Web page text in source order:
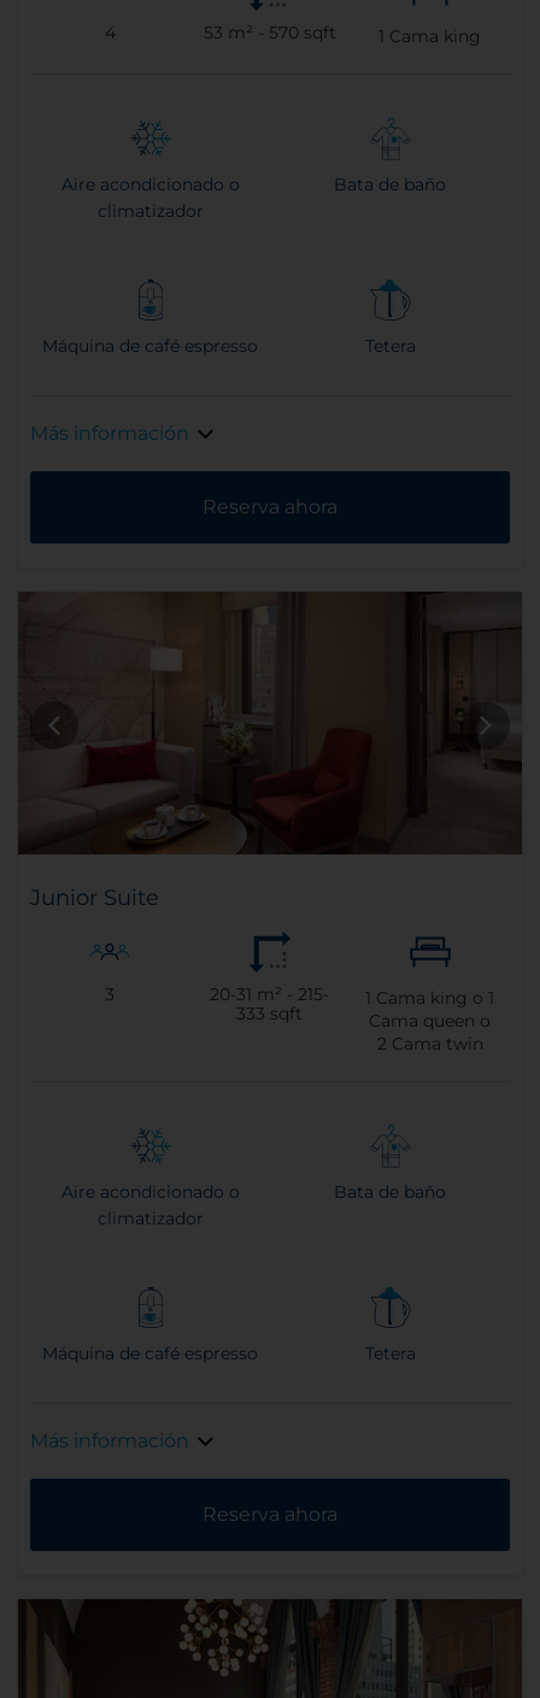
4 53 m² - 570 sqft 1 Cama king
Aire acondicionado o
climatizador
Bata de baño
Máquina de café espresso Tetera
Más información
Reserva ahora
Junior Suite
3
20-31 m² - 215-
333 sqft
1 Cama king o1
Cama queen o
2 Cama twin
Aire acondicionado o
climatizador
Bata de baño
Máquina de café espresso Tetera
Más información
Reserva ahora